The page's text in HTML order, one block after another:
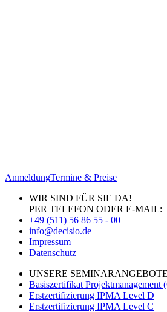
AnmeldungTermine & Preise
WIR SIND FÜR SIE DA!
PER TELEFON ODER E-MAIL:
+49 (511) 56 86 55 - 00
info@decisio.de
Impressum
Datenschutz
UNSERE SEMINARANGEBOTE
Basiszertifikat Projektmanagement
Erstzertifizierung IPMA Level D
Erstzertifizierung IPMA Level C